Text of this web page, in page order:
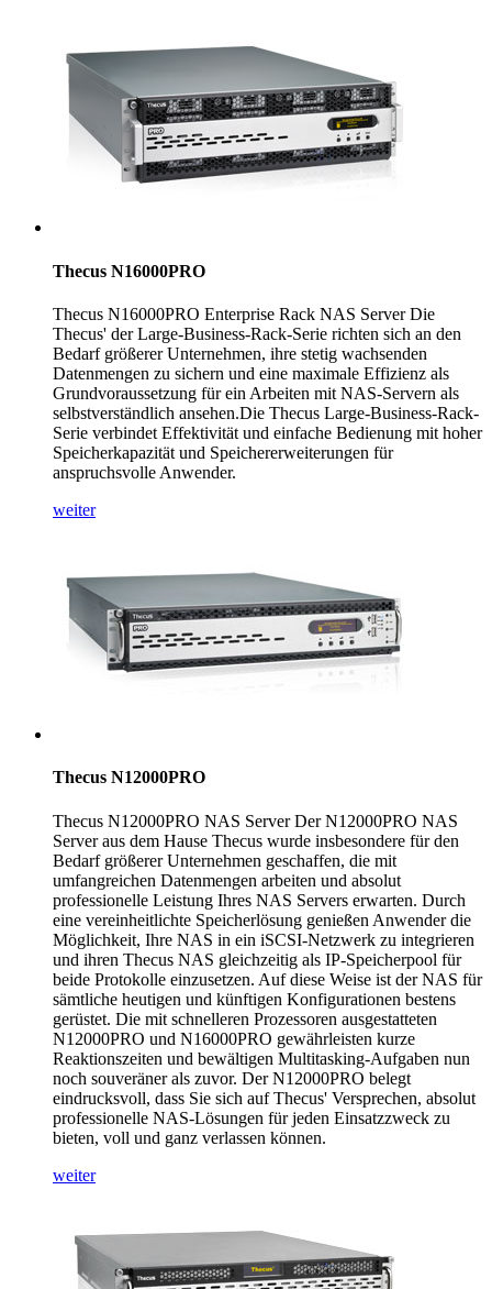
Thecus N16000PRO
Thecus N16000PRO Enterprise Rack NAS Server Die
Thecus' der Large-Business-Rack-Serie richten sich an den
Bedarf größerer Unternehmen, ihre stetig wachsenden
Datenmengen zu sichern und eine maximale Effizienz als
Grundvoraussetzung für ein Arbeiten mit NAS-Servern als
selbstverständlich ansehen.Die Thecus Large-Business-Rack-
Serie verbindet Effektivität und einfache Bedienung mit hoher
Speicherkapazität und Speichererweiterungen für
anspruchsvolle Anwender.
weiter
Thecus N12000PRO
Thecus N12000PRO NAS Server Der N12000PRO NAS
Server aus dem Hause Thecus wurde insbesondere für den
Bedarf größerer Unternehmen geschaffen, die mit
umfangreichen Datenmengen arbeiten und absolut
professionelle Leistung Ihres NAS Servers erwarten. Durch
eine vereinheitlichte Speicherlösung genießen Anwender die
Möglichkeit, Ihre NAS in ein iSCSI-Netzwerk zu integrieren
und ihren Thecus NAS gleichzeitig als IP-Speicherpool für
beide Protokolle einzusetzen. Auf diese Weise ist der NAS für
sämtliche heutigen und künftigen Konfigurationen bestens
gerüstet. Die mit schnelleren Prozessoren ausgestatteten
N12000PRO und N16000PRO gewährleisten kurze
Reaktionszeiten und bewältigen Multitasking-Aufgaben nun
noch souveräner als zuvor. Der N12000PRO belegt
eindrucksvoll, dass Sie sich auf Thecus' Versprechen, absolut
professionelle NAS-Lösungen für jeden Einsatzzweck zu
bieten, voll und ganz verlassen können.
weiter